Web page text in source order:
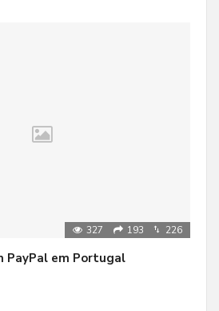
327 193 226
PayPal em Portugal